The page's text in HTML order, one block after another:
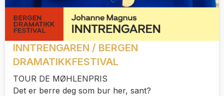
INNTRENGAREN / BERGEN
DRAMATIKKFESTIVAL
TOUR DE MØHLENPRIS
Det er berre deg som bur her, sant?